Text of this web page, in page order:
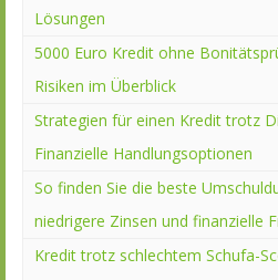
Lösungen
5000 Euro Kredit ohne
Risiken im Überblick
Strategien für einen Kredit trotz
Finanzielle Handlungsoptionen
So finden Sie die beste
niedrigere Zinsen und finanzielle
Kredit trotz schlechtem Schufa-